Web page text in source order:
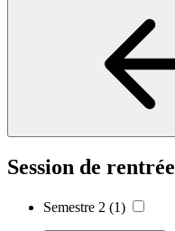
Session de rentrée
Semestre 2 (1)